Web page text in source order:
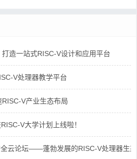
造一站式RISC-V设计和应用平台
V处理器教学平台
V产业生态布局
V大学计划上线啦！
云论坛——蓬勃发展的RISC-V处理器生态